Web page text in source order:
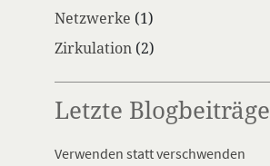
Netzwerke (1)
Zirkulation (2)
Letzte Blogbeiträge
Verwenden statt verschwenden